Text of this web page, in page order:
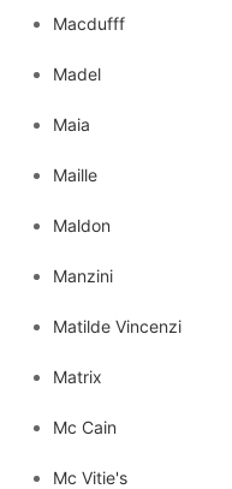
Macdufff
Madel
Maia
Maille
Maldon
Manzini
Matilde Vincenzi
Matrix
Mc Cain
Mc Vitie's